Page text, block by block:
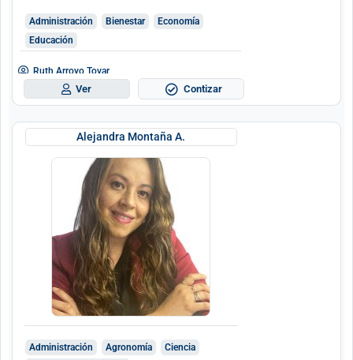
Administración Bienestar
Economía
Educación
Ruth Arroyo Tovar
Ver Contizar
Alejandra Montaña A.
Administración Agronomía
Ciencia